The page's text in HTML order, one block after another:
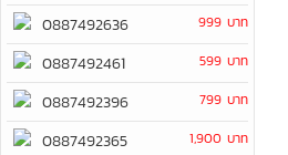
0887492636 999 บาท
0887492461 599 บาท
0887492396 799 บาท
0887492365 1,900 บาท